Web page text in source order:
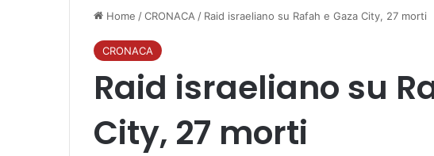
Home /CRONACA / Raid israeliano su Rafah e Gaza City, 27 morti
CRONACA
Raid israeliano su
City, 27 morti